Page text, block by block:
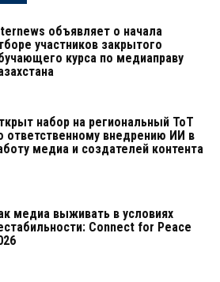
объявляет о начала
участников закрытого
курса по медиаправу
набор на региональный ТоТ
ответственному внедрению ИИ в
медиа и создателей контента
медиа выживать в условиях
Connect for Peace